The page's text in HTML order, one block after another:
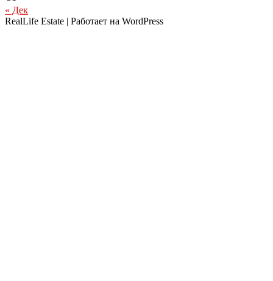
« Дек
RealLife Estate | Работает на WordPress